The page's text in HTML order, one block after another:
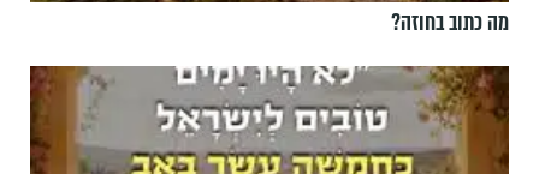
מה כתוב בחוזה?